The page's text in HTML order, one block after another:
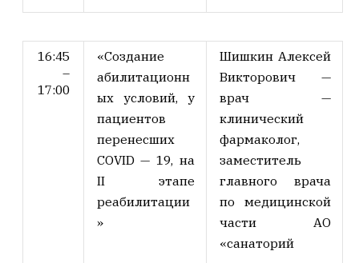
16:45
–
17:00
«Создание
абилитационн
ых условий, у
пациентов
перенесших
COVID — 19, на
II этапе
реабилитации
»
Шишкин Алексей
Викторович —
врач —
клинический
фармаколог,
заместитель
главного врача
по медицинской
части АО
«санаторий